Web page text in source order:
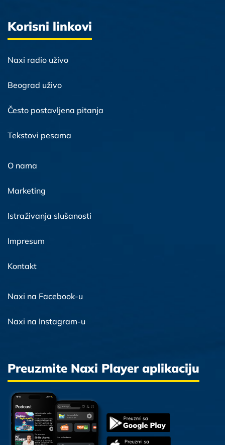
Korisni linkovi
Naxi radio uživo
Beograd uživo
Često postavljena pitanja
Tekstovi pesama
O nama
Marketing
Istraživanja slušanosti
Impresum
Kontakt
Naxi na Facebook-u
Naxi na Instagram-u
Preuzmite Naxi Player aplikaciju